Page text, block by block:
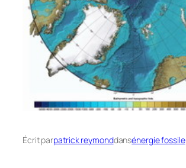
Écrit parpatrick reymonddansénergie fossile